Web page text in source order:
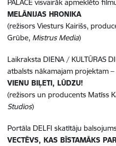
PALACE visvairāk apmeklēto
MELĀNIJAS HRONIKA
(režisors Viesturs Kairišs,
Grūbe, Mistrus Media)
Laikraksta DIENA / KULTŪRAS
atbalsts nākamajam projektam –
VIENU BIĻETI, LŪDZU!
(režisors un producents Matīss
Studios)
Portāla DELFI skatītāju
VECTĒVS, KAS BĪSTAMĀKS